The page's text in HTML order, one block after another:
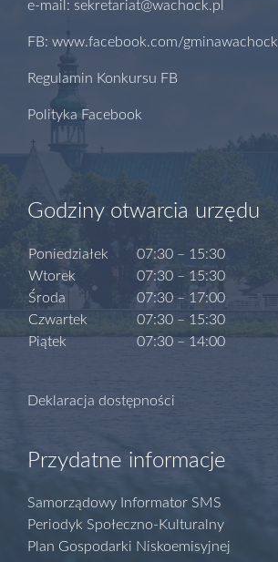
e-mail: sekretariat@wachock.pl
FB: www.facebook.com/gminawachock
Regulamin Konkursu FB
Polityka Facebook
Godziny otwarcia urzędu
Poniedziałek
Wtorek
Środa
Czwartek
Piątek
07:30 – 15:30
07:30 – 15:30
07:30 – 17:00
07:30 – 15:30
07:30 – 14:00
Deklaracja dostępności
Przydatne informacje
Samorządowy Informator SMS
Periodyk Społeczno-Kulturalny
Plan Gospodarki Niskoemisyjnej